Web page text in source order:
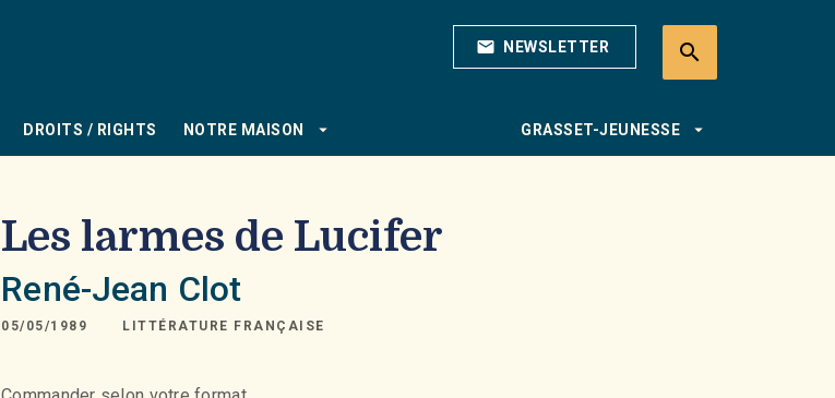
mail NEWSLETTER search
DROITS / RIGHTS NOTRE MAISON arrow_drop_down GRASSET-JEUNESSE arrow_drop_down
Les larmes de Lucifer
René-Jean Clot
05/05/1989 LITTÉRATURE FRANÇAISE